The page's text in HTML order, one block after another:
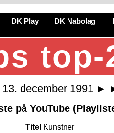
DK Play DK Nabolag
top-
13. december 1991 ►
på YouTube
Titel Kunstner